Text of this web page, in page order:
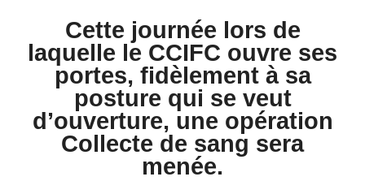
Cette journée lors de
laquelle le CCIFC ouvre ses
portes, fidèlement à sa
posture qui se veut
d’ouverture, une opération
Collecte de sang sera
menée.